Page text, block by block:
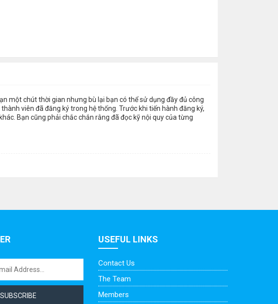
một chút thời gian nhưng bù lại bạn có thể sử dụng đầy đủ công
viên đã đăng ký trong hệ thống. Trước khi tiến hành đăng ký,
Bạn cũng phải chắc chắn rằng đã đọc kỹ nội quy của từng
SUBSCRIBE
USEFUL LINKS
Contact Us
The Team
Members